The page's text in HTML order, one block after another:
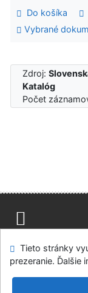
Do košíka
Vybrané
Zdroj:
Katalóg
Počet
Modul
Slovenská
Tieto stránky
prezeranie. Ďalšie